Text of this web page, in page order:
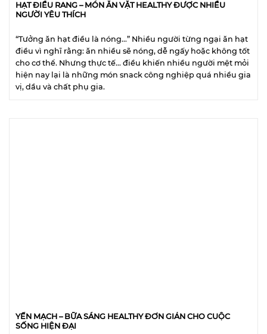
HẠT ĐIỀU RANG – MÓN ĂN VẶT HEALTHY ĐƯỢC NHIỀU
NGƯỜI YÊU THÍCH
“Tưởng ăn hạt điều là nóng…” Nhiều người từng ngại ăn hạt
điều vì nghĩ rằng: ăn nhiều sẽ nóng, dễ ngấy hoặc không tốt
cho cơ thể. Nhưng thực tế… điều khiến nhiều người mệt mỏi
hiện nay lại là những món snack công nghiệp quá nhiều gia
vị, dầu và chất phụ gia.
YẾN MẠCH – BỮA SÁNG HEALTHY ĐƠN GIẢN CHO CUỘC
SỐNG HIỆN ĐẠI